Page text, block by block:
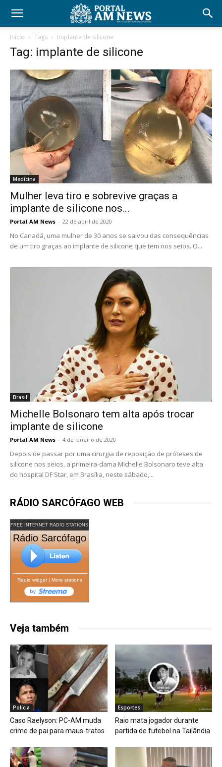
Início Tags Implante de silicone
Tag: implante de silicone
Medicina
Mulher leva tiro e sobrevive graças a
implante de silicone nos...
Portal AM News - 22 de abril de 2020
No Canadá, uma mulher de 30 anos se salvou das consequências
de um tiro graças ao implante de silicone que tem nos seios. O...
Brasil
Michelle Bolsonaro tem alta após trocar
implante de silicone
Portal AM News - 4 de janeiro de 2020
Depois de passar por uma cirurgia de reposição de próteses de
silicone nos seios, a primeira-dama Michelle Bolsonaro teve alta
do hospital DF Star, em Brasília, neste sábado,...
RÁDIO SARCÓFAGO WEB
FREE INTERNET RADIO STATIONS
Rádio Sarcófago
Radio widget| More stations
Veja também
Polícia
Caso Raelyson: PC-AM muda
crime de pai para maus-tratos
Esportes
Raio mata jogador durante
partida de futebol na Tailândia